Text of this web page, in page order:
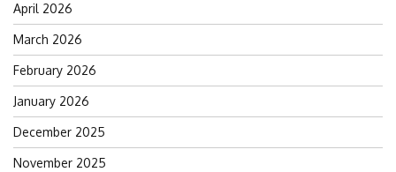
April 2026
March 2026
February 2026
January 2026
December 2025
November 2025